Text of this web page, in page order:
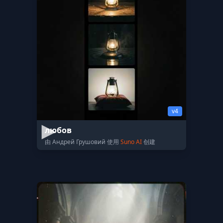
v4
любов
由 Андрей Грушовий 使用 Suno AI创建